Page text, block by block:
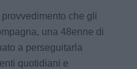
provvedimento che gli
una 48enne di
a perseguitarla
quotidiani e